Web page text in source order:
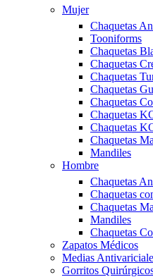
Mujer
Chaquetas
Tooniforms
Chaquetas
Chaquetas
Chaquetas
Chaquetas
Chaquetas
Chaquetas
Chaquetas
Chaquetas
Mandiles
Hombre
Chaquetas
Chaquetas
Chaquetas
Mandiles
Chaquetas
Zapatos Médicos
Medias
Gorritos